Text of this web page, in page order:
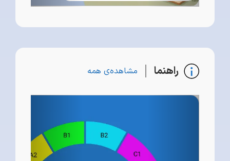
راهنما مشاهده‌ی همه